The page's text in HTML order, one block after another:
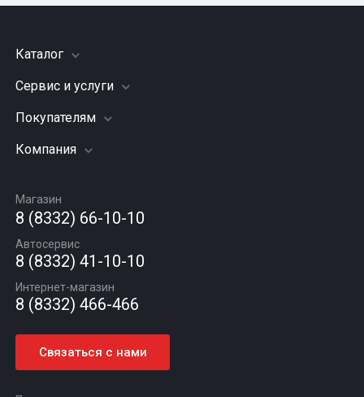
Каталог
Шины
Грузовые шины
Диски
Автомасла
Сервис и услуги
Заправка кондиционера
Подвеска (ходовая часть)
Шиномонтаж
Покупателям
Акции
Гарантии и возврат
Компания
Вакансии
Новости
Статьи
Контакты
Магазин
8 (8332) 66-10-10
Автосервис
8 (8332) 41-10-10
Интернет-магазин
8 (8332) 466-466
Связаться с нами